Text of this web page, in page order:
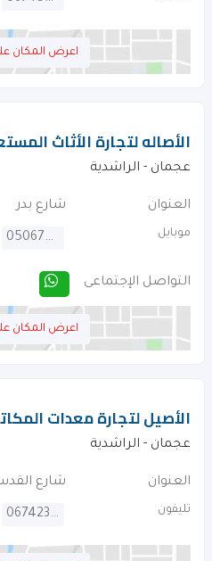
اعرض المكان
الأصاله لتجارة الأثاث
عجمان - الراشدية
العنوان شارع بدر
موبايل 0506796356
التواصل الإجتماعى
اعرض المكان
الأصيل لتجارة معدات
عجمان - الراشدية
العنوان شارع
تليفون 067423161